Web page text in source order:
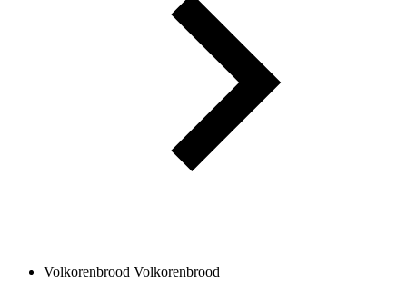
Volkorenbrood Volkorenbrood